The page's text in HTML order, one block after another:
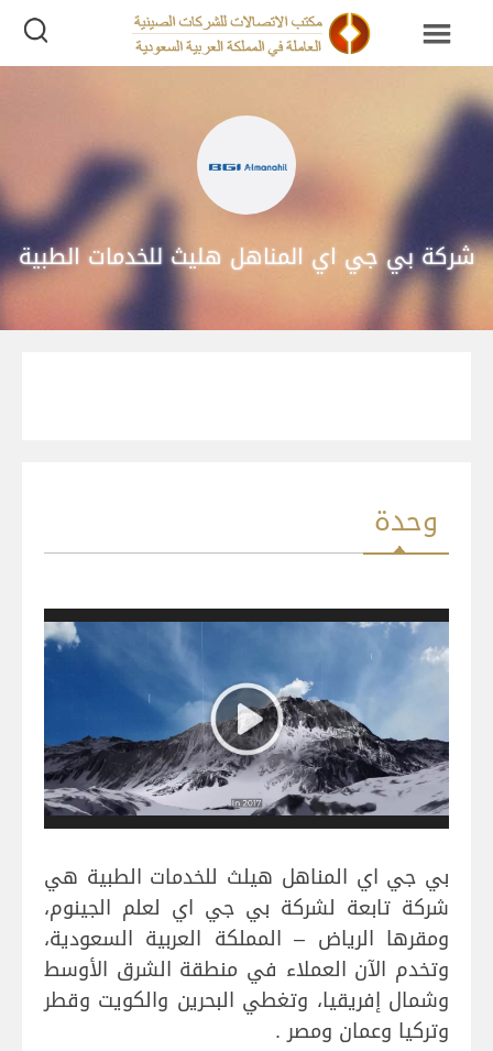
شركة بي جي اي المناهل هليث للخدمات الطبية
وحدة
بي جي اي المناهل هيلث للخدمات الطبية هي
شركة تابعة لشركة بي جي اي لعلم الجينوم،
ومقرها الرياض – المملكة العربية السعودية،
وتخدم الآن العملاء في منطقة الشرق الأوسط
وشمال إفريقيا، وتغطي البحرين والكويت وقطر
وتركيا وعمان ومصر .